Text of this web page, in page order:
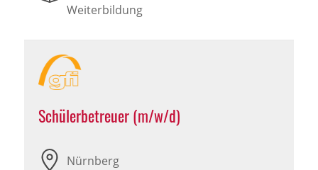
Weiterbildung
Schülerbetreuer (m/w/d)
Nürnberg